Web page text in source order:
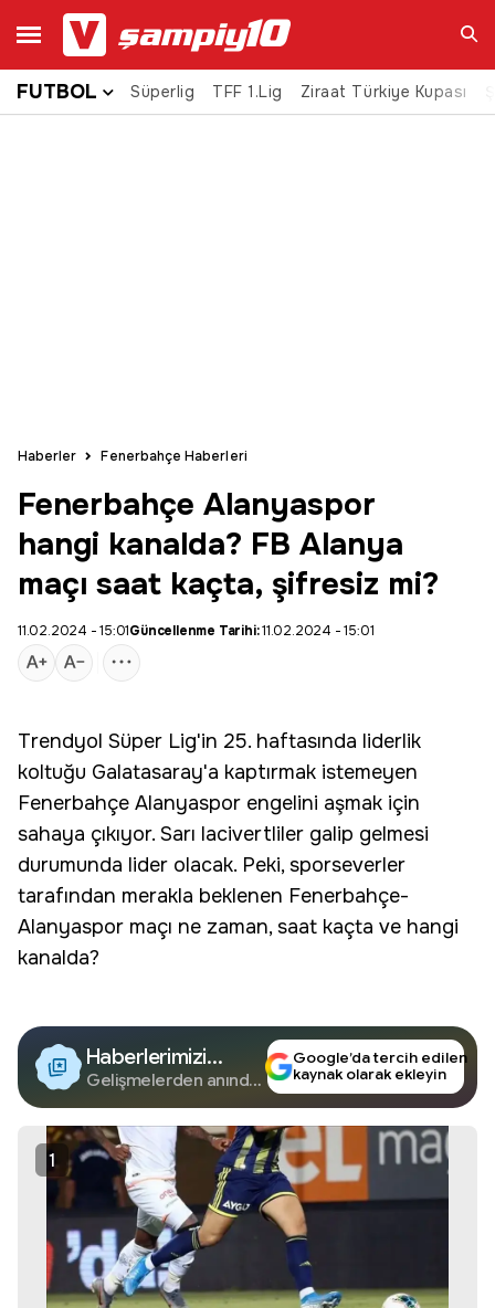
Ara
FUTBOL Süperlig TFF 1.Lig Ziraat Türkiye Kupası
Haberler Fenerbahçe Haberleri
Fenerbahçe Alanyaspor
hangi kanalda? FB Alanya
maçı saat kaçta, şifresiz mi?
11.02.2024 - 15:01Güncellenme Tarihi:11.02.2024 - 15:01
Trendyol Süper Lig'in 25. haftasında liderlik
koltuğu Galatasaray'a kaptırmak istemeyen
Fenerbahçe Alanyaspor engelini aşmak için
sahaya çıkıyor. Sarı lacivertliler galip gelmesi
durumunda lider olacak. Peki, sporseverler
tarafından merakla beklenen Fenerbahçe-
Alanyaspor maçı ne zaman, saat kaçta ve hangi
kanalda?
Haberlerimizi
Google'da Takip
Edin
Gelişmelerden anında
Google’da tercih edilen
kaynak olarak ekleyin
1